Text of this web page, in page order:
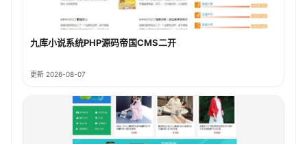
九库小说系统PHP源码帝国CMS二开
更新 2026-08-07